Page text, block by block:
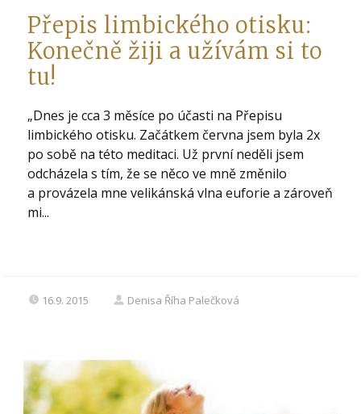
Přepis limbického otisku:
Konečně žiji a užívám si to
tu!
„Dnes je cca 3 měsíce po účasti na Přepisu
limbického otisku. Začátkem června jsem byla 2x
po sobě na této meditaci. Už první neděli jsem
odcházela s tím, že se něco ve mně změnilo
a provázela mne velikánská vlna euforie a zároveň
mi...
16.9. 2015 Denisa Říha Palečková